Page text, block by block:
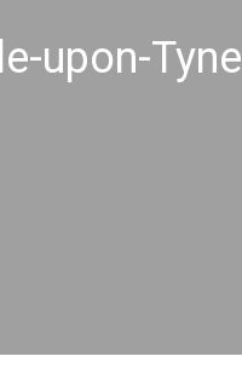
upon-Tyne